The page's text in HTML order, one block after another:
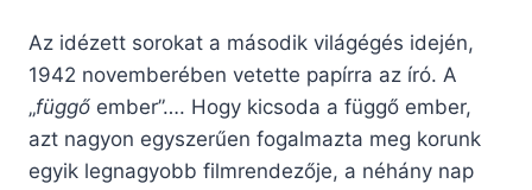
Az idézett sorokat a második világégés idején,
1942 novemberében vetette papírra az író. A
„függő ember”…. Hogy kicsoda a függő ember,
azt nagyon egyszerűen fogalmazta meg korunk
egyik legnagyobb filmrendezője, a néhány nap